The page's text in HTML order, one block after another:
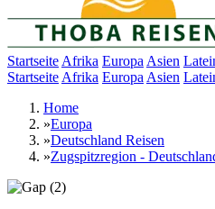
Startseite Afrika Europa Asien
Startseite Afrika Europa Asien
Home
»Europa
»Deutschland Reisen
»Zugspitzregion -